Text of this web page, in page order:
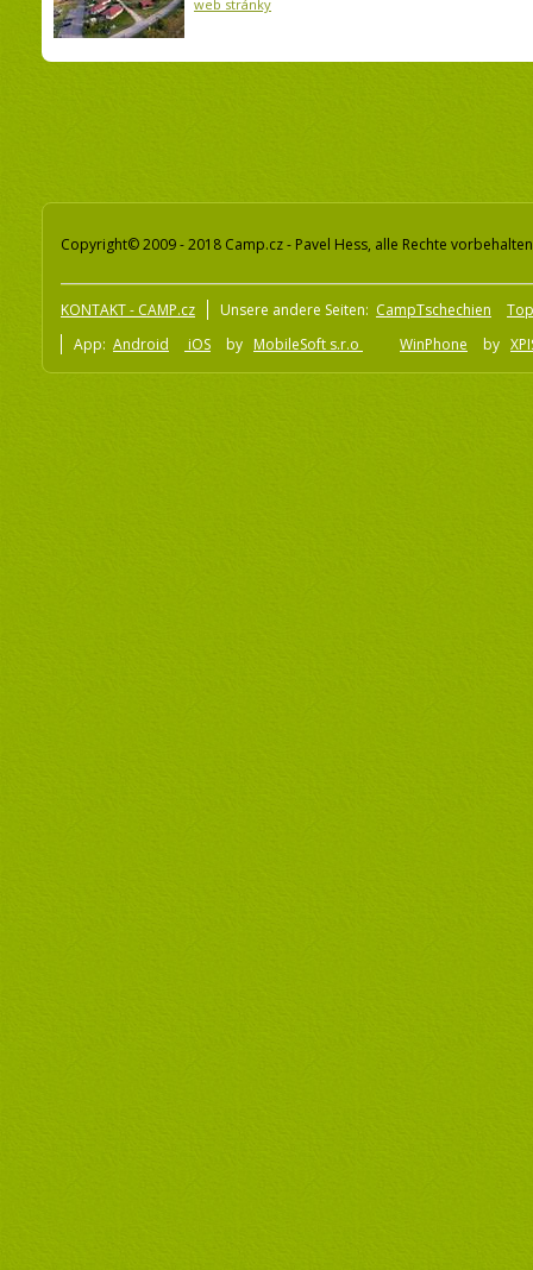
web stránky
Copyright© 2009 - 2018 Camp.cz - Pavel Hess, alle Rechte vorbehalten
KONTAKT - CAMP.cz Unsere andere Seiten: CampTschechien
App: Android iOS by MobileSoft s.r.o WinPhone by